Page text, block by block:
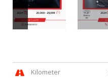
Kilometer